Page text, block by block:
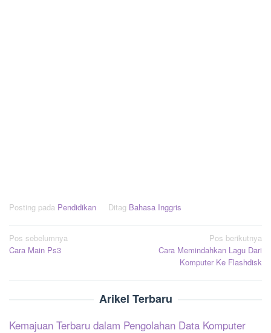
Posting pada Pendidikan Ditag Bahasa Inggris
Navigasi
pos
Pos sebelumnya
Cara Main Ps3
Pos berikutnya
Cara Memindahkan Lagu Dari
Komputer Ke Flashdisk
Arikel Terbaru
Kemajuan Terbaru dalam Pengolahan Data Komputer